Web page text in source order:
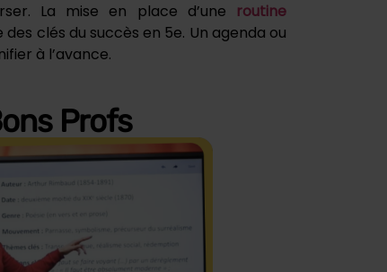
La mise en place d’une routine
des clés du succès en 5e. Un agenda ou
à l’avance.
Profs